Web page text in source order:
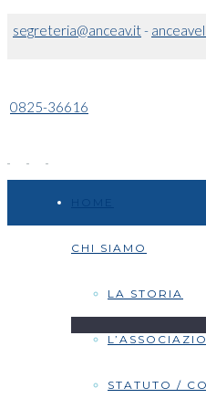
segreteria@anceav.it-
0825-36616
CHI SIAMO
LA STORIA
STATUTO /